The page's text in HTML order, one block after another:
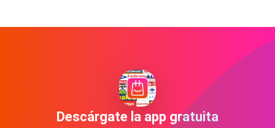
Descárgate la app gratuita